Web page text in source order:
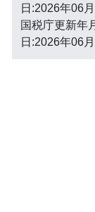
日:2026年06
国税庁更新年
日:2026年06